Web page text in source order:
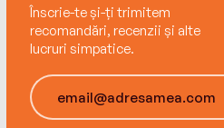
Evenimentul; Pasiune
adolescentei; Tânărul.
Înscrie-te și-ți trimitem
recomandări, recenzii și alte
lucruri simpatice.